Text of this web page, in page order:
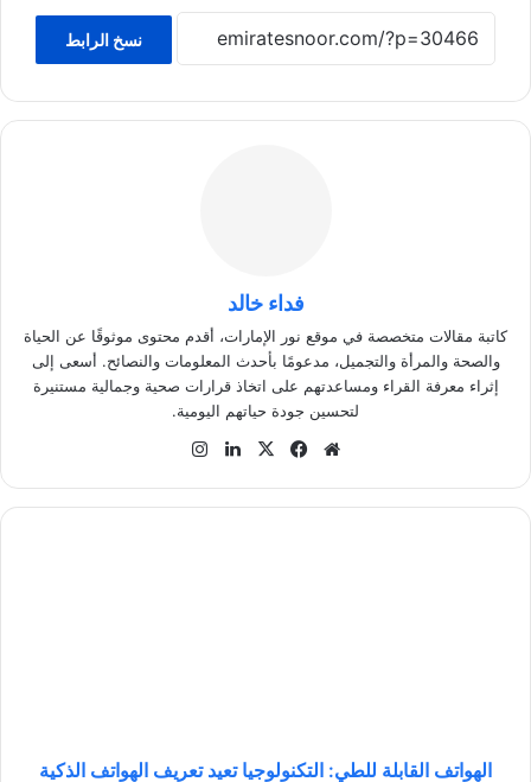
نسخ الرابط
فداء خالد
كاتبة مقالات متخصصة في موقع نور الإمارات، أقدم محتوى موثوقًا عن الحياة
والصحة والمرأة والتجميل، مدعومًا بأحدث المعلومات والنصائح. أسعى إلى
إثراء معرفة القراء ومساعدتهم على اتخاذ قرارات صحية وجمالية مستنيرة
لتحسين جودة حياتهم اليومية.
موق
الوي
في
وك
‫X
لينك
ام
الهواتف القابلة للطي: التكنولوجيا تعيد تعريف الهواتف الذكية